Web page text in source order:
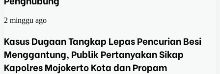
2 minggu ago
Kasus Dugaan Tangkap Lepas Pencurian Besi
Menggantung, Publik Pertanyakan Sikap
Kapolres Mojokerto Kota dan Propam